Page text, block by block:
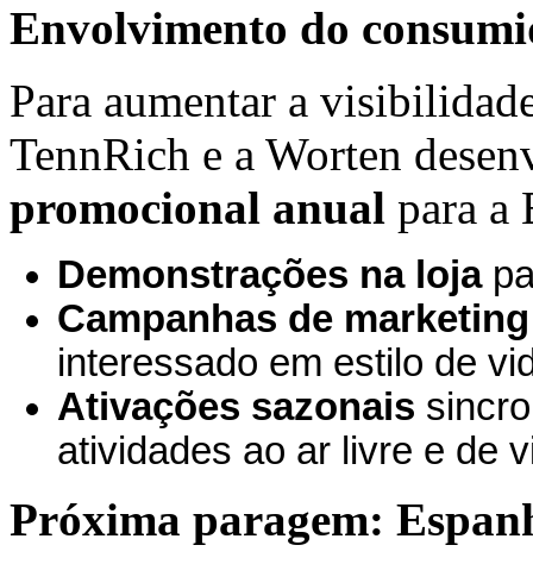
Envolvimento do
Para aumentar a
TennRich e a Worten
promocional anual para a
Demonstrações na loja
Campanhas de
interessado em estilo de
Ativações sazonais
atividades ao ar livre e de
Próxima paragem: